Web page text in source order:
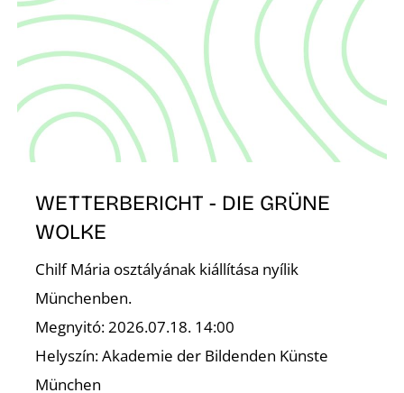
WETTERBERICHT - DIE GRÜNE
WOLKE
Chilf Mária osztályának kiállítása nyílik
Münchenben.
Megnyitó: 2026.07.18. 14:00
Helyszín: Akademie der Bildenden Künste
München